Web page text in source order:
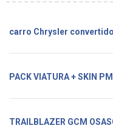
carro Chrysler
PACK VIATURA + SKIN
TRAILBLAZER GCM